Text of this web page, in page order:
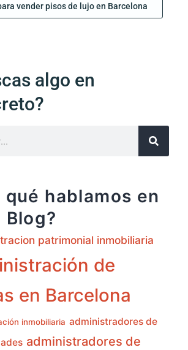
vender pisos de lujo en Barcelona
algo en
qué hablamos en
Blog?
patrimonial inmobiliaria
de
en Barcelona
inmobiliaria administradores de
administradores de